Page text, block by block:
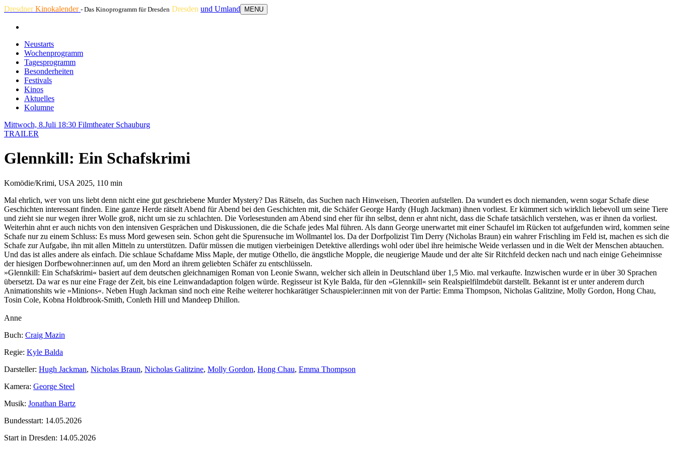
DresdnerKinokalender - Das Kinoprogramm für Dresden Dresden und Umland MENU
Neustarts
Wochenprogramm
Tagesprogramm
Besonderheiten
Festivals
Kinos
Aktuelles
Kolumne
Mittwoch, 8.Juli 18:30 Filmtheater Schauburg
TRAILER
Glennkill: Ein Schafskrimi
Komödie/Krimi, USA 2025, 110 min
Mal ehrlich, wer von uns liebt denn nicht eine gut geschriebene Murder Mystery? Das Rätseln, das Suchen nach Hinweisen, Theorien aufstellen. Da wundert es doch niemanden, wenn sogar Schafe diese
Geschichten interessant finden. Eine ganze Herde rätselt Abend für Abend bei den Geschichten mit, die Schäfer George Hardy (Hugh Jackman) ihnen vorliest. Er kümmert sich wirklich liebevoll um seine Tiere
und zieht sie nur wegen ihrer Wolle groß, nicht um sie zu schlachten. Die Vorlesestunden am Abend sind eher für ihn selbst, denn er ahnt nicht, dass die Schafe tatsächlich verstehen, was er ihnen da vorliest.
Weiterhin ahnt er auch nichts von den intensiven Gesprächen und Diskussionen, die die Schafe jedes Mal führen. Als dann George unerwartet mit einer Schaufel im Rücken tot aufgefunden wird, kommen seine
Schafe nur zu einem Schluss: Es muss Mord gewesen sein. Schon geht die Spurensuche im Wollmantel los. Da der Dorfpolizist Tim Derry (Nicholas Braun) ein wahrer Frischling im Feld ist, machen es sich die
Schafe zur Aufgabe, ihn mit allen Mitteln zu unterstützen. Dafür müssen die mutigen vierbeinigen Detektive allerdings wohl oder übel ihre heimische Weide verlassen und in die Welt der Menschen abtauchen.
Und das ist alles andere als einfach. Die schlaue Schafdame Miss Maple, der mutige Othello, die ängstliche Mopple, die neugierige Maude und der alte Sir Ritchfeld decken nach und nach einige Geheimnisse
der hiesigen Dorfbewohner:innen auf, um den Mord an ihrem geliebten Schäfer zu entschlüsseln.
»Glennkill: Ein Schafskrimi« basiert auf dem deutschen gleichnamigen Roman von Leonie Swann, welcher sich allein in Deutschland über 1,5 Mio. mal verkaufte. Inzwischen wurde er in über 30 Sprachen
übersetzt. Da war es nur eine Frage der Zeit, bis eine Leinwandadaption folgen würde. Regisseur ist Kyle Balda, für den »Glennkill« sein Realspielfilmdebüt darstellt. Bekannt ist er unter anderem durch
Animationshits wie »Minions«. Neben Hugh Jackman sind noch eine Reihe weiterer hochkarätiger Schauspieler:innen mit von der Partie: Emma Thompson, Nicholas Galitzine, Molly Gordon, Hong Chau,
Tosin Cole, Kobna Holdbrook‑Smith, Conleth Hill und Mandeep Dhillon.
Anne
Buch: Craig Mazin
Regie: Kyle Balda
Darsteller: Hugh Jackman, Nicholas Braun, Nicholas Galitzine, Molly Gordon, Hong Chau, Emma Thompson
Kamera: George Steel
Musik: Jonathan Bartz
Bundesstart: 14.05.2026
Start in Dresden: 14.05.2026